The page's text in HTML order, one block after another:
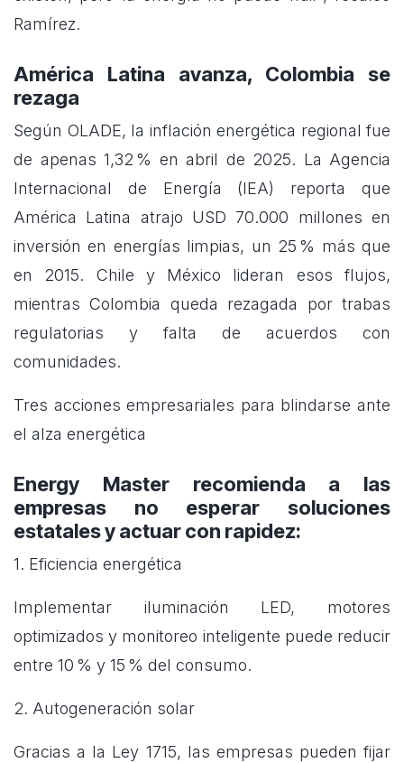
Ramírez.
América Latina avanza, Colombia se
rezaga
Según OLADE, la inflación energética regional fue
de apenas 1,32 % en abril de 2025. La Agencia
Internacional de Energía (IEA) reporta que
América Latina atrajo USD 70.000 millones en
inversión en energías limpias, un 25 % más que
en 2015. Chile y México lideran esos flujos,
mientras Colombia queda rezagada por trabas
regulatorias y falta de acuerdos con
comunidades.
Tres acciones empresariales para blindarse ante
el alza energética
Energy Master recomienda a las
empresas no esperar soluciones
estatales y actuar con rapidez:
1. Eficiencia energética
Implementar iluminación LED, motores
optimizados y monitoreo inteligente puede reducir
entre 10 % y 15 % del consumo.
2. Autogeneración solar
Gracias a la Ley 1715, las empresas pueden fijar